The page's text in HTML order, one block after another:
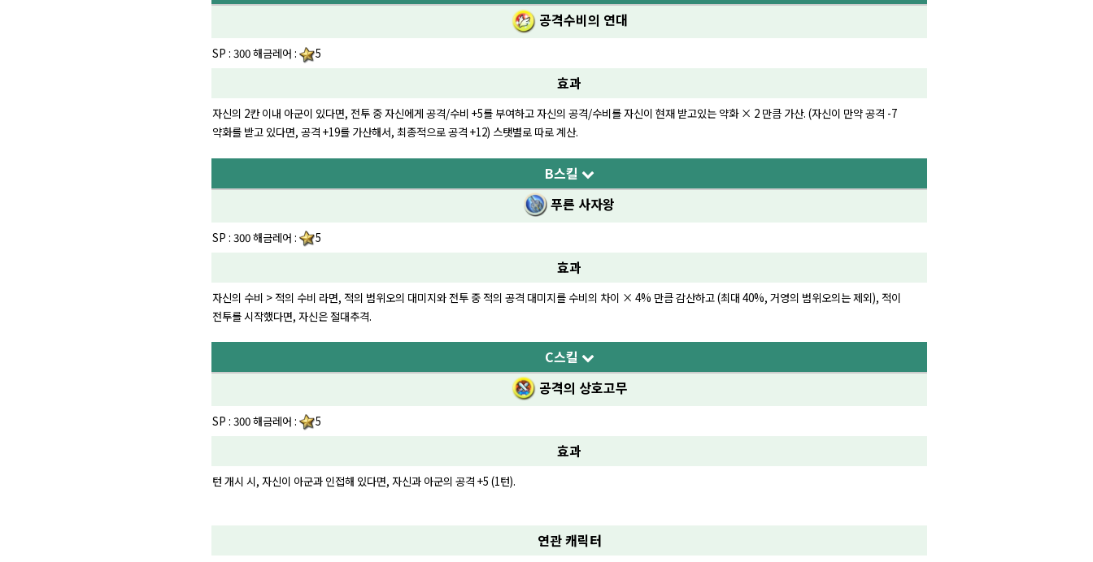
공격수비의 연대
SP : 300 해금레어 : 5
효과
자신의 2칸 이내 아군이 있다면, 전투 중 자신에게 공격/수비 +5를 부여하고 자신의 공격/수비를 자신이 현재 받고있는 약화 × 2 만큼 가산. (자신이 만약 공격 -7
약화를 받고 있다면, 공격 +19를 가산해서, 최종적으로 공격 +12) 스탯별로 따로 계산.
B스킬
푸른 사자왕
SP : 300 해금레어 : 5
효과
자신의 수비 > 적의 수비 라면, 적의 범위오의 대미지와 전투 중 적의 공격 대미지를 수비의 차이 × 4% 만큼 감산하고 (최대 40%, 거영의 범위오의는 제외), 적이
전투를 시작했다면, 자신은 절대추격.
C스킬
공격의 상호고무
SP : 300 해금레어 : 5
효과
턴 개시 시, 자신이 아군과 인접해 있다면, 자신과 아군의 공격 +5 (1턴).
연관 캐릭터